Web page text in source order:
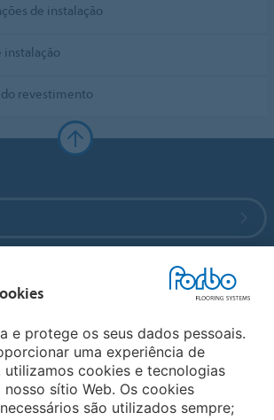
de instalação
instalação
revestimento
e protege os seus dados pessoais.
uma experiência de
utilizamos cookies e tecnologias
nosso sítio Web. Os cookies
são utilizados sempre;